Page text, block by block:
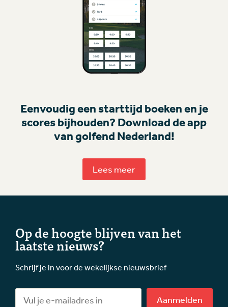
Eenvoudig een starttijd boeken en je
scores bijhouden? Download de app
van golfend Nederland!
Lees meer
Op de hoogte blijven van het
laatste nieuws?
Schrijf je in voor de wekelijkse nieuwsbrief
Aanmelden